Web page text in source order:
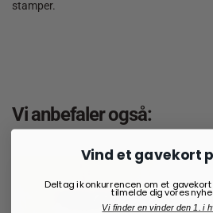
stamper.
Vi anbefaler også:
Vind et gavekort
Deltag i konkurrencen om et
tilmelde dig vores
Vi finder en vinder den 1. i